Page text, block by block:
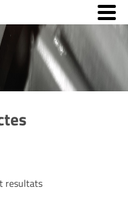
resultats